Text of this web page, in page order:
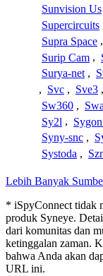
Sunvision Us
Supercircuits
Supra Space ,
Surip Cam ,
Surya-net ,
, Svc , Sve3 ,
Sw360 ,
Sy2l ,
Syny-snc ,
Systoda ,
Lebih Banyak
* iSpyConnect tidak
produk Syneye.
dari komunitas dan
ketinggalan zaman.
bahwa Anda akan
URL ini.